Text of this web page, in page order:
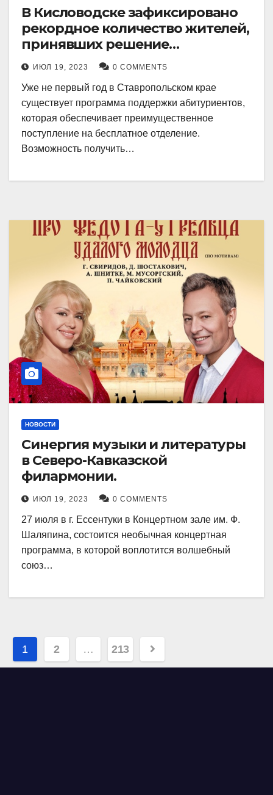
В Кисловодске зафиксировано
рекордное количество жителей,
принявших решение
воспользоваться
установленными мерами, с
целью поступления в
медицинский вуз в районе.
ИЮЛ 19, 2023 0 COMMENTS
Уже не первый год в Ставропольском крае
существует программа поддержки абитуриентов,
которая обеспечивает преимущественное
поступление на бесплатное отделение.
Возможность получить…
НОВОСТИ
Синергия музыки и литературы
в Северо-Кавказской
филармонии.
ИЮЛ 19, 2023 0 COMMENTS
27 июля в г. Ессентуки в Концертном зале им. Ф.
Шаляпина, состоится необычная концертная
программа, в которой воплотится волшебный
союз…
Навигация
по
1 2 … 213